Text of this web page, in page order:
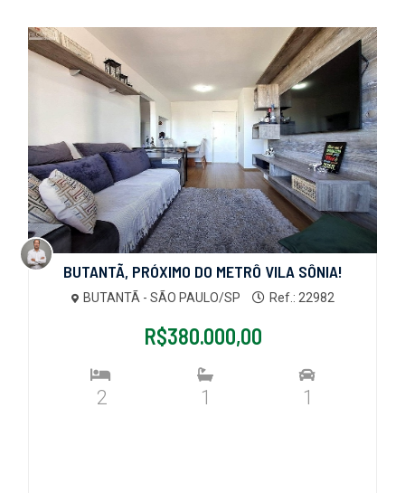
BUTANTÃ, PRÓXIMO DO METRÔ VILA SÔNIA!
BUTANTÃ - SÃO PAULO/SP Ref.: 22982
R$380.000,00
2 1 1